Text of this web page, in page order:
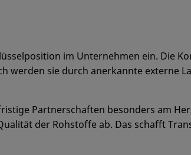
im Unternehmen ein. Die
werden sie durch anerkannte externe
Partnerschaften besonders am
der Rohstoffe ab. Das schafft